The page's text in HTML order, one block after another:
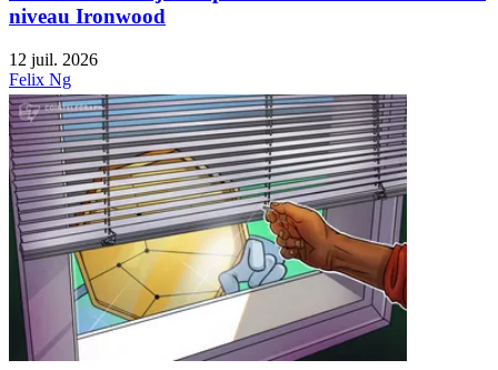
niveau Ironwood
12 juil. 2026
Felix Ng